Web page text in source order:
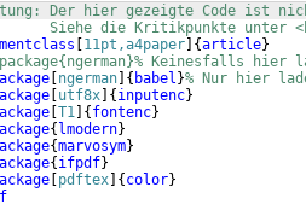
Der hier gezeigte Code ist
Siehe die Kritikpunkte unter
11pt,a4paper {article}
Keinesfalls hier
ngerman { babel }% Nur hier
utf8x { inputenc}
T1 { fontenc}
{ lmodern}
{marvosym}
{ ifpdf}
pdftex { color}